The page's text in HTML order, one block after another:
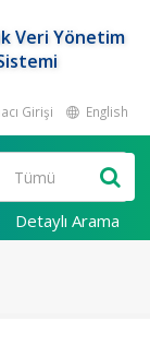
Veri Yönetim
Girişi English
Detaylı Arama